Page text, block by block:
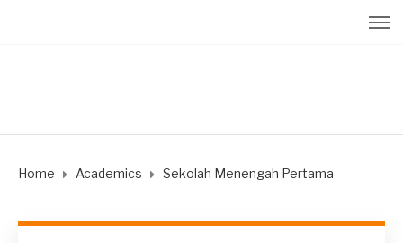
Home Academics Sekolah Menengah Pertama